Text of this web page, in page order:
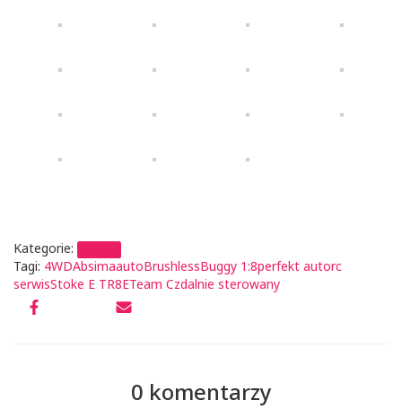
Kategorie:
Tagi: 4WDAbsimaautoBrushlessBuggy 1:8perfekt autorc
serwisStoke E TR8ETeam Czdalnie sterowany
0 komentarzy